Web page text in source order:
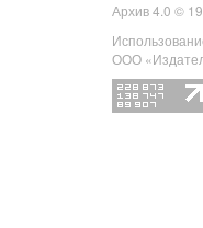
Архив 4.0 ©
ООО